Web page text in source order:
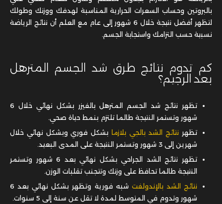
بالبروتين وحساب السعرات الحرارية المناسبة لهدفك ووزنك وطولك
لتظهر أفضل نتيجة خلال 6 شهور إلى عام مع العلم أن نتائج الرياضة
نسبية حسب التزامك واستجابة الجسم.
كم تدوم نتائج طرق شد الجسم المترهل
بعد الرجيم؟
تظهر نتائج شد الجسم المترهل بالفيزر بشكل نهائي خلال 6
شهور وتستمر النتيجة طالما تلتزم بنمط حياة صحي.
تظهر نتائج الشد بالجي بلازما بشكل فوري وبشكل نهائي خلال
شهرين إلى 3 شهور وتستمر النتيجة على المدى البعيد.
تظهر نتائج الشد الجراحي بشكل نهائي بعد 6 شهور وتستمر
النتيجة طالما تحافظ على وزنك وتتجنب تقلبات الوزن.
نتائج الشد بالإندولفت
شبه فورية وتظهر بشكل نهائي بعد 6
شهور وتدوم في المتوسط لمدة لا تقل عن سنة إلى 5 سنوات.